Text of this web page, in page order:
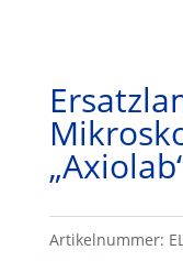
Artikelnummer: